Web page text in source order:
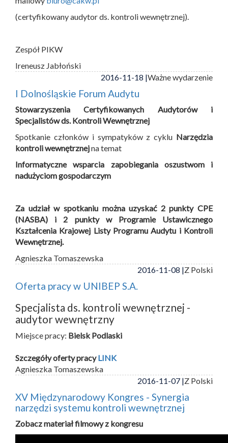
(certyfikowany audytor ds. kontroli wewnętrznej).
Zespół PIKW
Ireneusz Jabłoński
2016-11-18 |Ważne wydarzenie
I Dolnośląskie Forum Audytu
Stowarzyszenia Certyfikowanych Audytorów i
Specjalistów ds. Kontroli Wewnętrznej
Spotkanie członków i sympatyków z cyklu Narzędzia
kontroli wewnętrznejna temat
Informatyczne wsparcia zapobiegania oszustwom i
nadużyciom gospodarczym
Za udział w spotkaniu można uzyskać 2 punkty CPE
(NASBA) i 2 punkty w Programie Ustawicznego
Kształcenia Krajowej Listy Programu Audytu i Kontroli
Wewnętrznej.
Agnieszka Tomaszewska
2016-11-08 |Z Polski
Oferta pracy w UNIBEP S.A.
Specjalista ds. kontroli wewnętrznej -
audytor wewnętrzny
Miejsce pracy: Bielsk Podlaski
Szczegóły oferty pracyLINK
Agnieszka Tomaszewska
2016-11-07 |Z Polski
XV Międzynarodowy Kongres - Synergia
narzędzi systemu kontroli wewnętrznej
Zobacz materiał filmowy z kongresu